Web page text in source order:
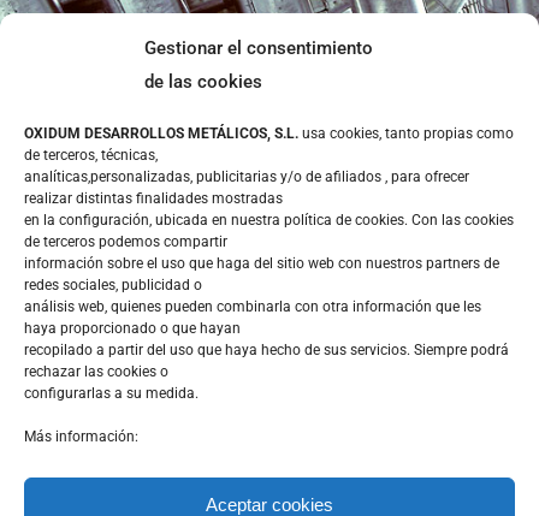
Gestionar el consentimiento
de las cookies
OXIDUM DESARROLLOS METÁLICOS, S.L. usa cookies, tanto propias como
de terceros, técnicas,
analíticas,personalizadas, publicitarias y/o de afiliados , para ofrecer
realizar distintas finalidades mostradas
en la configuración, ubicada en nuestra política de cookies. Con las cookies
de terceros podemos compartir
información sobre el uso que haga del sitio web con nuestros partners de
redes sociales, publicidad o
análisis web, quienes pueden combinarla con otra información que les
haya proporcionado o que hayan
recopilado a partir del uso que haya hecho de sus servicios. Siempre podrá
rechazar las cookies o
configurarlas a su medida.
Más información:
Aceptar cookies
Aviso Legal
Política de privacidad
Política de cookies
CONTACTO
Calle Mina la Cuarta 36 – Polígono Lo Bolarin